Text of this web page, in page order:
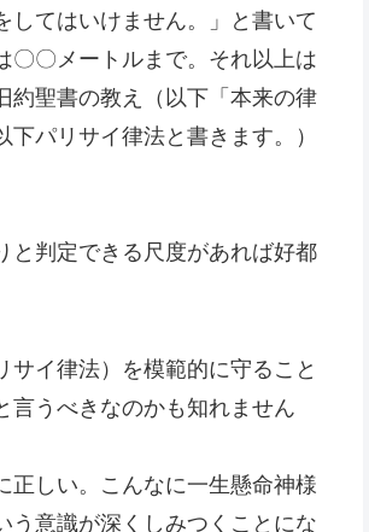
てはいけません。」と書いて
〇〇メートルまで。それ以上は
約聖書の教え（以下「本来の律
パリサイ律法と書きます。）
判定できる尺度があれば好都
イ律法）を模範的に守ること
言うべきなのかも知れません
しい。こんなに一生懸命神様
う意識が深くしみつくことにな